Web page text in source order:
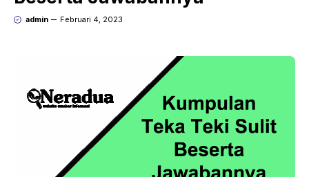
admin Februari 4, 2023